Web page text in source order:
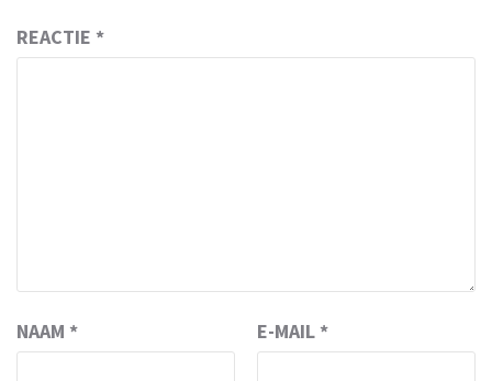
REACTIE *
NAAM * E-MAIL *